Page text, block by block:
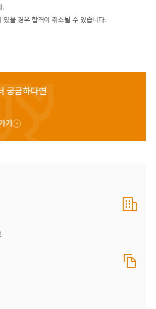
.
있을 경우 합격이 취소될 수 있습니다.
궁금하다면
기